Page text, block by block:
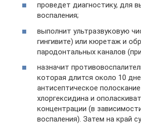
проведет диагностику, для
воспаления;
выполнит ультразвуковую
гингивите) или кюретаж и
пародонтальных каналов
назначит
которая длится около 10
антисептическое
хлоргексидина и
концентрации (в
воспаления). Затем на край